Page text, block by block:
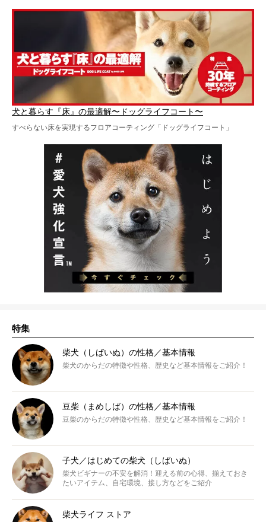
犬と暮らす『床』の最適解〜ドッグライフコート〜
すべらない床を実現するフロアコーティング「ドッグライフコート」
特集
柴犬（しばいぬ）の性格／基本情報
柴犬のからだの特徴や性格、歴史など基本情報をご紹介！
豆柴（まめしば）の性格／基本情報
豆柴のからだの特徴や性格、歴史など基本情報をご紹介！
子犬／はじめての柴犬（しばいぬ）
柴犬ビギナーの不安を解消！迎える前の心得、揃えておき
たいアイテム、自宅環境、接し方などをご紹介
柴犬ライフ ストア